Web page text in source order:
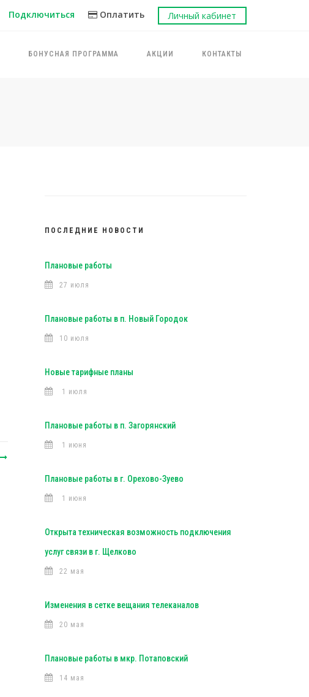
Подключиться Оплатить Личный кабинет
БОНУСНАЯ ПРОГРАММА АКЦИИ КОНТАКТЫ
ПОСЛЕДНИЕ НОВОСТИ
Плановые работы
27 июля
Плановые работы в п. Новый Городок
10 июля
Новые тарифные планы
1 июля
Плановые работы в п. Загорянский
1 июня
Плановые работы в г. Орехово-Зуево
1 июня
Открыта техническая возможность подключения
услуг связи в г. Щелково
22 мая
Изменения в сетке вещания телеканалов
20 мая
Плановые работы в мкр. Потаповский
14 мая